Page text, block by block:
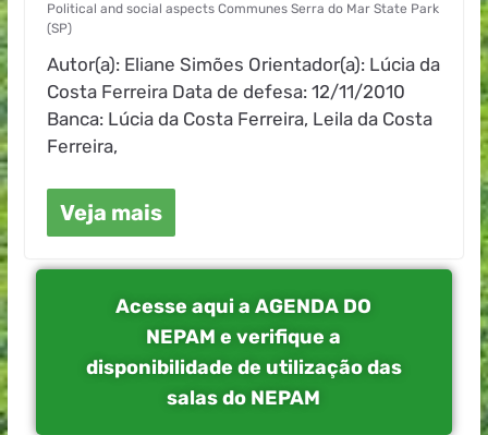
Political and social aspects Communes Serra do Mar State Park
(SP)
Autor(a): Eliane Simões Orientador(a): Lúcia da
Costa Ferreira Data de defesa: 12/11/2010
Banca: Lúcia da Costa Ferreira, Leila da Costa
Ferreira,
Veja mais
Acesse aqui a AGENDA DO
NEPAM e verifique a
disponibilidade de utilização das
salas do NEPAM